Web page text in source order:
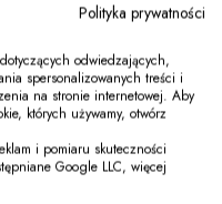
DOSTAWA, PŁATNOŚĆ I
BEZPIECZEŃSTWO
składający się z wydłużonej
Polityka prywatności
odwiedzających,
spersonalizowanych treści i
na stronie internetowej. Aby
których używamy, otwórz
i pomiaru skuteczności
Google LLC, więcej